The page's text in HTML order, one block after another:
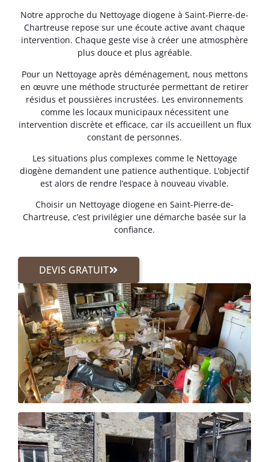
Notre approche du Nettoyage diogene à Saint-Pierre-de-
Chartreuse repose sur une écoute active avant chaque
intervention. Chaque geste vise à créer une atmosphère
plus douce et plus agréable.
Pour un Nettoyage après déménagement, nous mettons
en œuvre une méthode structurée permettant de retirer
résidus et poussières incrustées. Les environnements
comme les locaux municipaux nécessitent une
intervention discrète et efficace, car ils accueillent un flux
constant de personnes.
Les situations plus complexes comme le Nettoyage
diogène demandent une patience authentique. L’objectif
est alors de rendre l’espace à nouveau vivable.
Choisir un Nettoyage diogene en Saint-Pierre-de-
Chartreuse, c’est privilégier une démarche basée sur la
confiance.
DEVIS GRATUIT